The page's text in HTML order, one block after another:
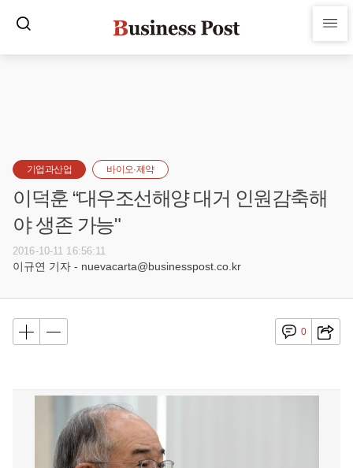
기업과산업 바이오·제약
이덕훈 “대우조선해양 대거 인원감축해
야 생존 가능"
2016-10-11 16:56:11
이규연 기자 - nuevacarta@businesspost.co.kr
0